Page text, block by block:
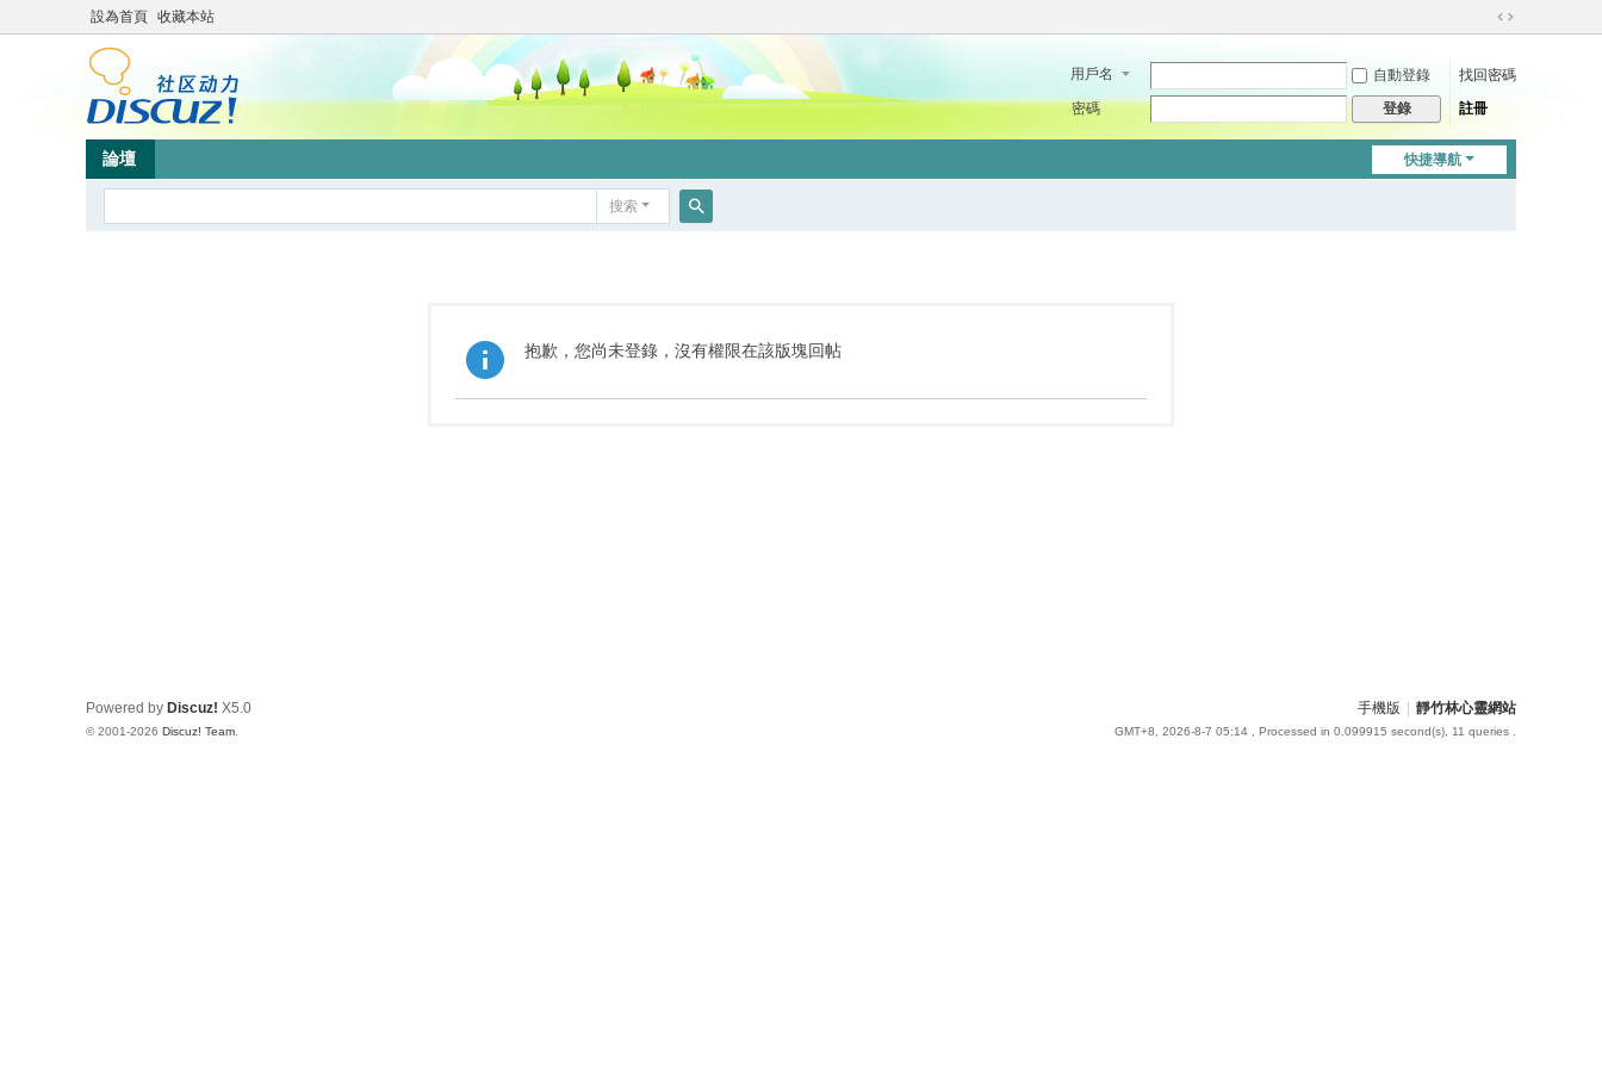
設為首頁 收藏本站
切
到
用戶名 自動登錄
找回密碼
密碼
登錄 註冊
快捷導航
論壇
搜索
抱歉，您尚未登錄，沒有權限在該版塊回帖
手機版 靜竹林心靈網站
GMT+8, 2026-8-7 05:14 , Processed in 0.099915 second(s), 11 queries .
Powered by Discuz! X5.0
© 2001-2026 Discuz! Team